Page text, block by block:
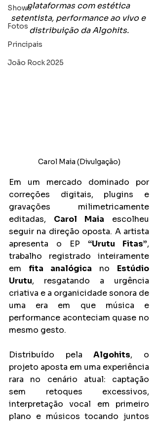
Shows
Fotos
Principais
João Rock 2025
plataformas com estética
setentista, performance ao vivo e
distribuição da Algohits.
Carol Maia (Divulgação)
Em um mercado dominado por
correções digitais, plugins e
gravações milimetricamente
editadas, Carol Maia escolheu
seguir na direção oposta. A artista
apresenta o EP “Urutu Fitas”,
trabalho registrado inteiramente
em fita analógica no Estúdio
Urutu, resgatando a urgência
criativa e a organicidade sonora de
uma era em que música e
performance aconteciam quase no
mesmo gesto.
Distribuído pela Algohits, o
projeto aposta em uma experiência
rara no cenário atual: captação
sem retoques excessivos,
interpretação vocal em primeiro
plano e músicos tocando juntos